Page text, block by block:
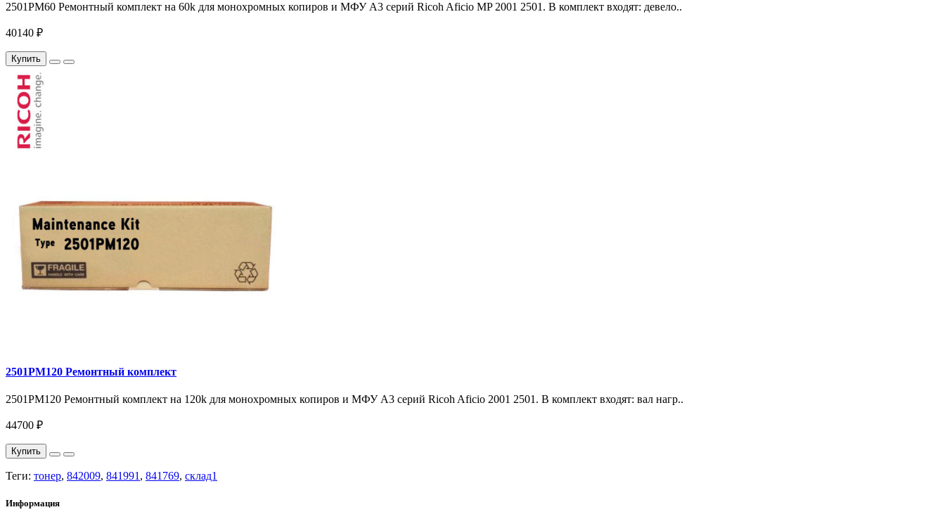
2501PM60 Ремонтный комплект на 60k для монохромных копиров и МФУ A3 серий Ricoh Aficio MP 2001 2501. В комплект входят: девело..
40140 ₽
Купить
2501PM120 Ремонтный комплект
2501PM120 Ремонтный комплект на 120k для монохромных копиров и МФУ A3 серий Ricoh Aficio 2001 2501. В комплект входят: вал нагр..
44700 ₽
Купить
Теги: тонер, 842009, 841991 , 841769, склад1
Информация